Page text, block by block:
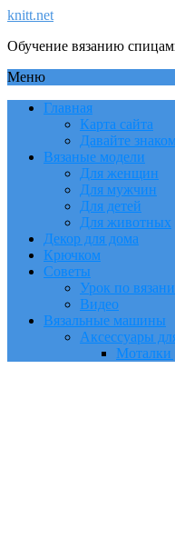
knitt.net
Обучение вязанию
Меню
Главная
Карта сайта
Давайте
Вязаные модели
Для женщин
Для мужчин
Для детей
Для животных
Декор для дома
Крючком
Советы
Урок по
Видео
Вязальные машины
Аксессуары
Моталки